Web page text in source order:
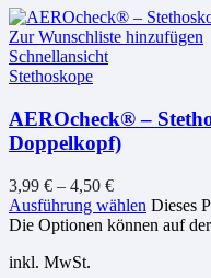
Zur Wunschliste hinzufügen
Schnellansicht
Stethoskope
AEROcheck® –
Doppelkopf)
3,99 € – 4,50 €
Ausführung wählen Dieses
Die Optionen können auf
inkl. MwSt.